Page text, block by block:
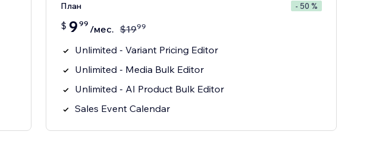
План - 50 %
$ 9 99 /мес. $1999
Unlimited - Variant Pricing Editor
Unlimited - Media Bulk Editor
Unlimited - AI Product Bulk Editor
Sales Event Calendar